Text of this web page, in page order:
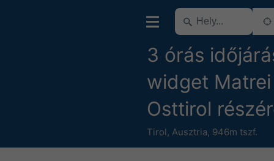
3 órás
widget
Osttirol
Tirol, Ausztria, 946m tszf.